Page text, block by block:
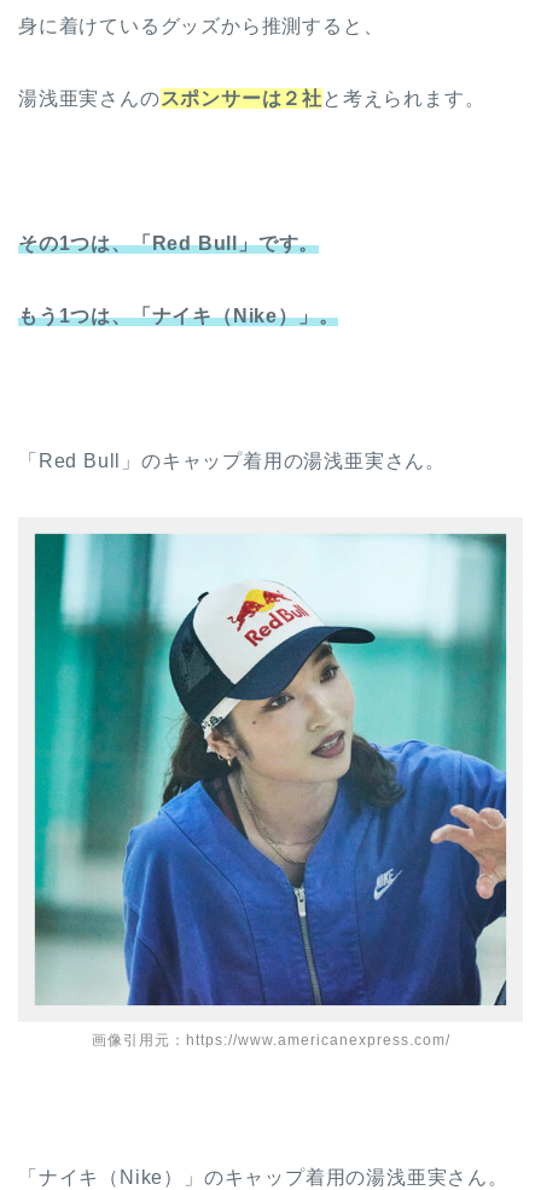
身に着けているグッズから推測すると、
湯浅亜実さんのスポンサーは２社 と考えられます。
その1つは、「Red Bull」です。
もう1つは、「ナイキ（Nike）」。
「Red Bull」のキャップ着用の湯浅亜実さん。
画像引用元：https://www.americanexpress.com/
「ナイキ（Nike）」のキャップ着用の湯浅亜実さん。